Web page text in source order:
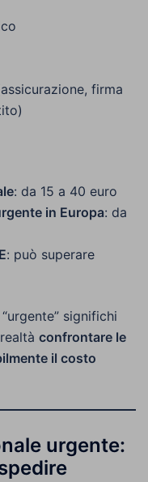
firma
: da 15 a 40 euro
in Europa: da
: può superare
significhi
confrontare le
il costo
urgente: